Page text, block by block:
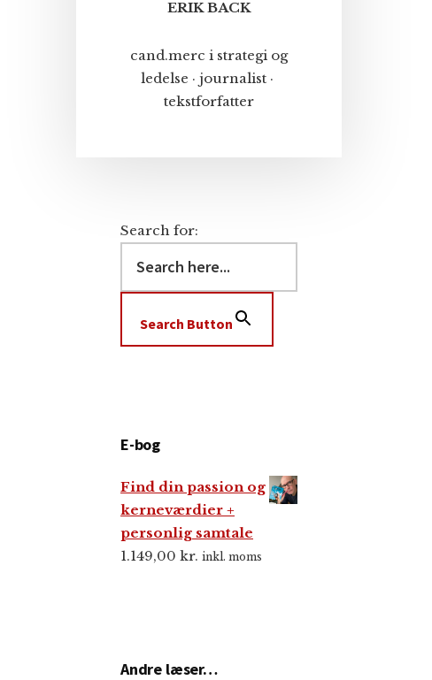
ERIK BACK
cand.merc i strategi og
ledelse · journalist ·
tekstforfatter
Search for:
Search Button
E-bog
Find din passion og
kerneværdier +
personlig samtale
1.149,00 kr. inkl. moms
Andre læser…